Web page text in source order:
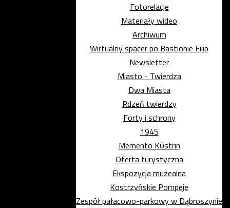
Fotorelacje
Materiały wideo
Archiwum
Wirtualny spacer po Bastionie Filip
Newsletter
Miasto - Twierdza
Dwa Miasta
Rdzeń twierdzy
Forty i schrony
1945
Memento Kϋstrin
Oferta turystyczna
Ekspozycja muzealna
Kostrzyńskie Pompeje
Zespół pałacowo-parkowy w Dąbroszynie